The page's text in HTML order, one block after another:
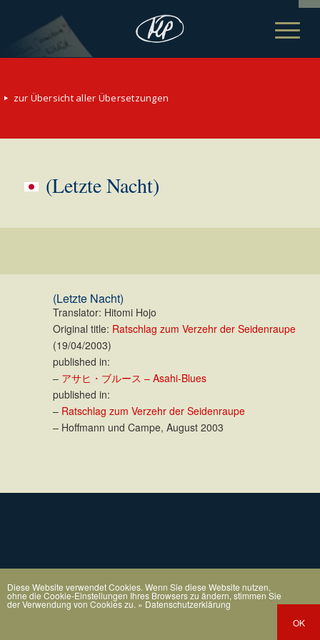
zur Übersicht aller Übersetzungen
(Letzte Nacht)
(Letzte Nacht)
Translator: Hitomi Hojo
Original title: Ratschlag zum Verzehr der Seidenraupe
(19/04/2003)
published in:
– アサヒ・ブルース – Asahi-Blues
published in:
– Ratschlag zum Verzehr der Seidenraupe
– Hoffmann und Campe, August 2003
Diese Website verwendet Cookies. Wenn Sie diese Website nutzen,
ohne die Cookie-Einstellungen Ihres Browsers zu ändern, stimmen Sie
der Verwendung von Cookies zu. » Datenschutzerklärung
OK